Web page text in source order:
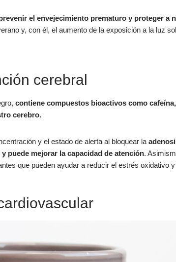
el envejecimiento prematuro y proteger a
y, con él, el aumento de la exposición a la luz
cerebral
contiene compuestos bioactivos como
cerebro.
y el estado de alerta al bloquear la
puede mejorar la capacidad de atención.
que pueden ayudar a reducir el estrés oxidativo